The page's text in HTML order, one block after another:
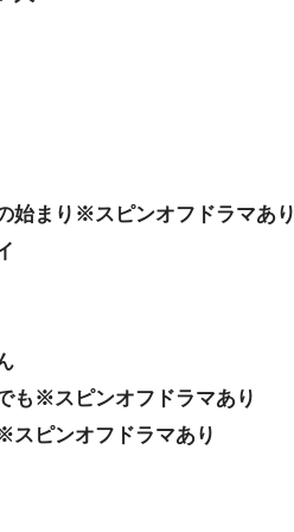
始まり※スピンオフドラマあり
も※スピンオフドラマあり
スピンオフドラマあり